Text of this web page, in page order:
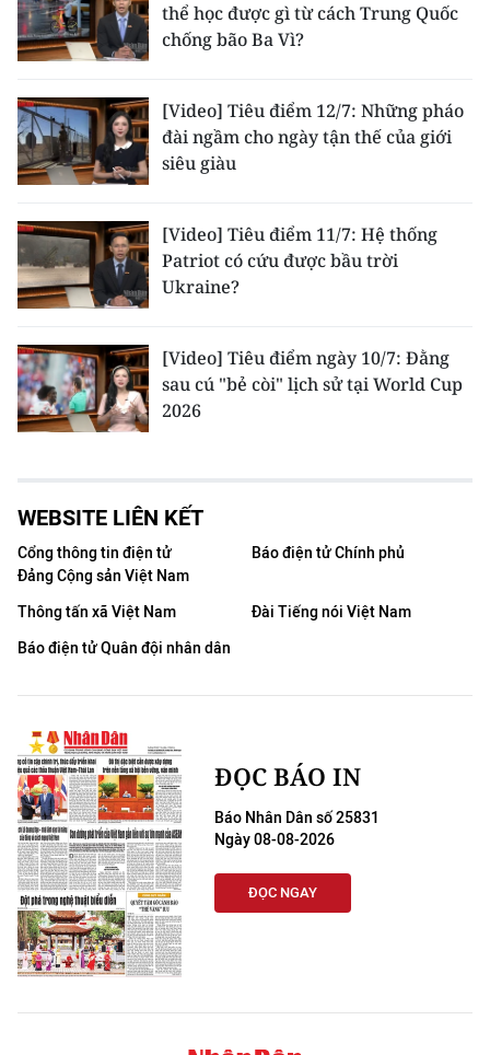
thể học được gì từ cách Trung Quốc
chống bão Ba Vì?
[Video] Tiêu điểm 12/7: Những pháo
đài ngầm cho ngày tận thế của giới
siêu giàu
[Video] Tiêu điểm 11/7: Hệ thống
Patriot có cứu được bầu trời
Ukraine?
[Video] Tiêu điểm ngày 10/7: Đằng
sau cú "bẻ còi" lịch sử tại World Cup
2026
WEBSITE LIÊN KẾT
Cổng thông tin điện tử
Đảng Cộng sản Việt Nam
Báo điện tử Chính phủ
Thông tấn xã Việt Nam
Đài Tiếng nói Việt Nam
Báo điện tử Quân đội nhân dân
ĐỌC BÁO IN
Báo Nhân Dân số 25831
Ngày 08-08-2026
ĐỌC NGAY